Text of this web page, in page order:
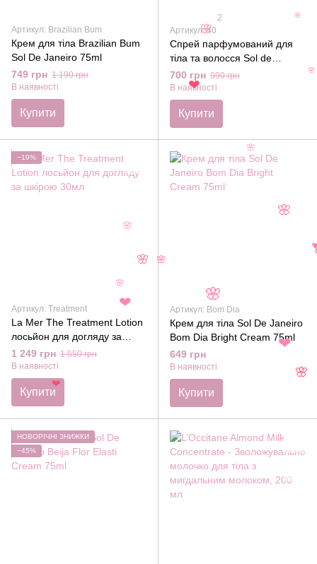
Артикул: Brazilian Bum
Крем для тіла Brazilian Bum
Sol De Janeiro 75ml
749 грн 1 190 грн
В наявності
Купити
2
Артикул: 40
Спрей парфумований для
тіла та волосся Sol de
JaneiroBrazilian Crush
Cheirosa 40 90ml
700 грн 990 грн
В наявності
Купити
−19%
Артикул: Treatment
La Mer The Treatment Lotion
лосьйон для догляду за
шкірою 30мл
1 249 грн 1 550 грн
В наявності
Купити
Артикул: Bom Dia
Крем для тіла Sol De Janeiro
Bom Dia Bright Cream 75ml
649 грн
В наявності
Купити
НОВОРІЧНІ ЗНИЖКИ
−45%
🌸
🌸
❤
🌸
❤
🌸
🌸
🌸
🌸
🌸